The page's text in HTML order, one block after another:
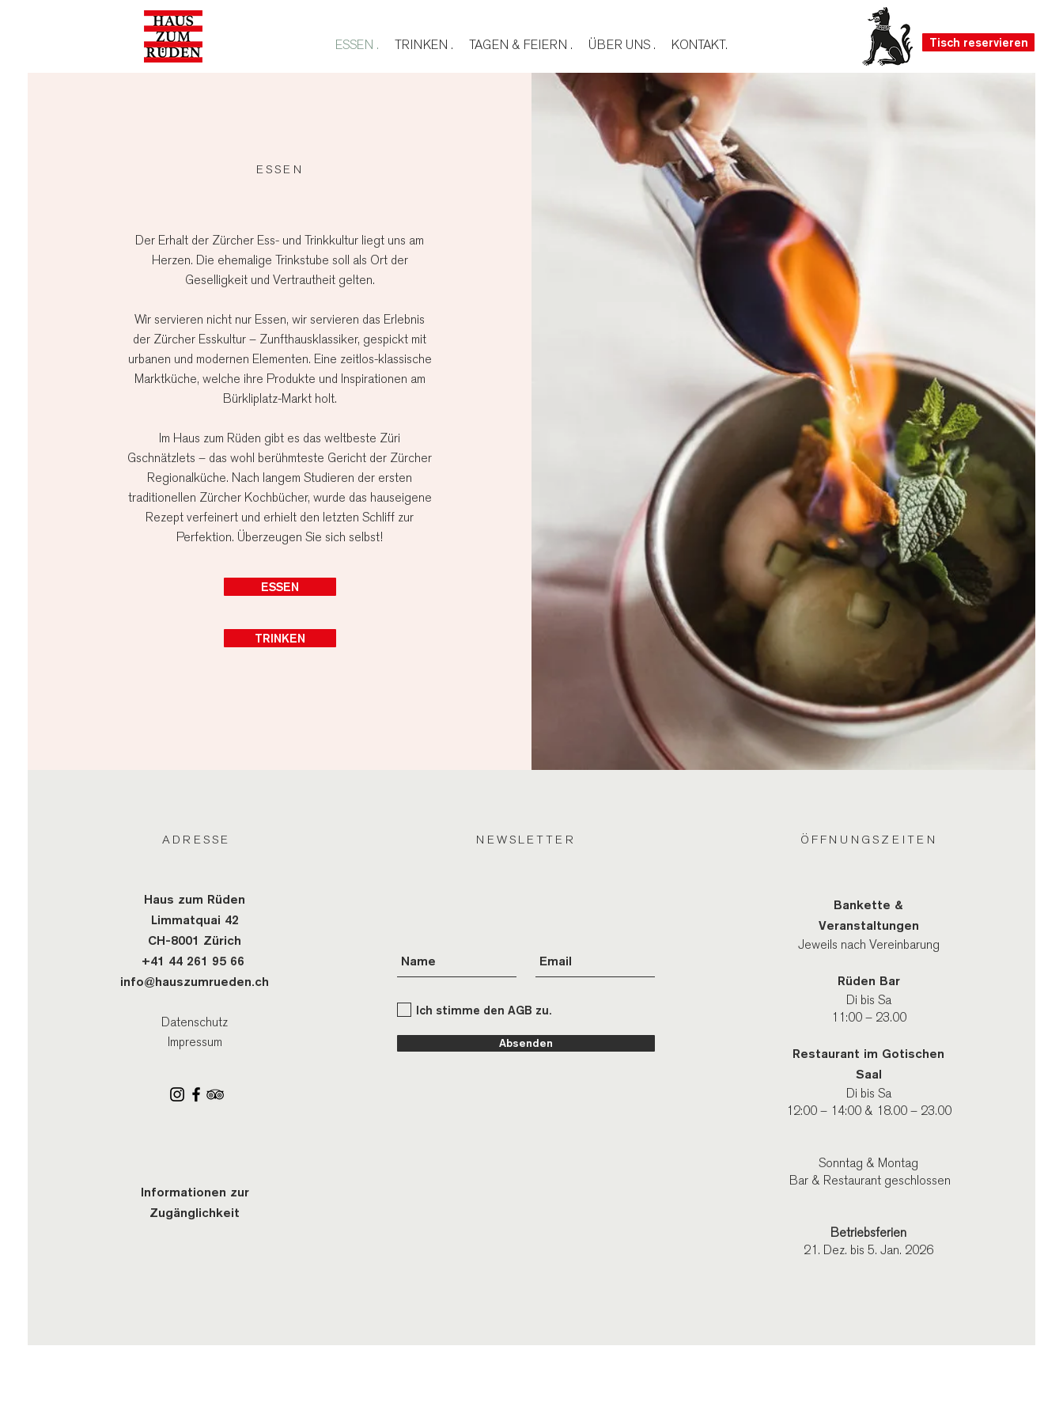
Tisch reservieren
ESSEN . TRINKEN . TAGEN & FEIERN . ÜBER UNS . KONTAKT.
ESSEN
Der Erhalt der Zürcher Ess- und Trinkkultur liegt uns am
Herzen. Die ehemalige Trinkstube soll als Ort der
Geselligkeit und Vertrautheit gelten.
Wir servieren nicht nur Essen, wir servieren das Erlebnis
der Zürcher Esskultur – Zunfthausklassiker, gespickt mit
urbanen und modernen Elementen. Eine zeitlos-klassische
Marktküche, welche ihre Produkte und Inspirationen am
Bürkliplatz-Markt holt.
Im Haus zum Rüden gibt es das weltbeste Züri
Gschnätzlets – das wohl berühmteste Gericht der Zürcher
Regionalküche. Nach langem Studieren der ersten
traditionellen Zürcher Kochbücher, wurde das hauseigene
Rezept verfeinert und erhielt den letzten Schliff zur
Perfektion. Überzeugen Sie sich selbst!
ESSEN
TRINKEN
ADRESSE
Haus zum Rüden
Limmatquai 42
CH-8001 Zürich
+41 44 261 95 66
info@hauszumrueden.ch
Datenschutz
Impressum
Informationen zur
Zugänglichkeit
NEWSLETTER
Ich stimme den AGB zu.
Absenden
ÖFFNUNGSZEITEN
Bankette &
Veranstaltungen
Jeweils nach Vereinbarung
Rüden Bar
Di bis Sa
11:00 – 23.00
Restaurant im Gotischen
Saal
Di bis Sa
12:00 – 14:00 & 18.00 – 23.00
Sonntag & Montag
Bar & Restaurant geschlossen
Betriebsferien
21. Dez. bis 5. Jan. 2026